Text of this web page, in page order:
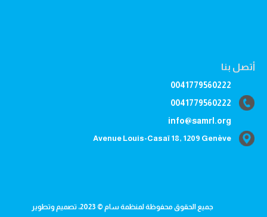
أتصل بنا
0041779560222
0041779560222
info@samrl.org
Avenue Louis-Casaï 18, 1209 Genève
جميع الحقوق محفوظة لمنظمة سام © 2023، تصميم وتطوير